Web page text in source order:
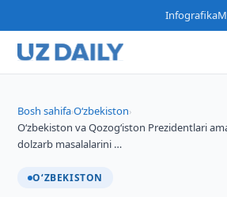
Infografika
Bosh sahifa›O‘zbekiston›
O‘zbekiston va Qozog‘iston Prezidentlari
dolzarb masalalarini …
O‘ZBEKISTON